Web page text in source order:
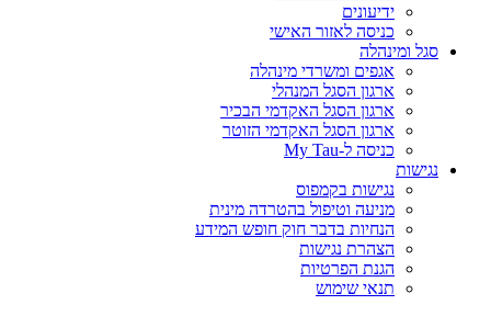
ידיעונים
כניסה לאזור האישי
סגל ומינהלה
אגפים ומשרדי מינהלה
ארגון הסגל המנהלי
ארגון הסגל האקדמי הבכיר
ארגון הסגל האקדמי הזוטר
כניסה ל-My Tau
נגישות
נגישות בקמפוס
מניעה וטיפול בהטרדה מינית
הנחיות בדבר חוק חופש המידע
הצהרת נגישות
הגנת הפרטיות
תנאי שימוש